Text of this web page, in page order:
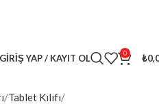
GIRIŞ YAP / KAYIT OL 0 ₺
Tablet Kılıfı